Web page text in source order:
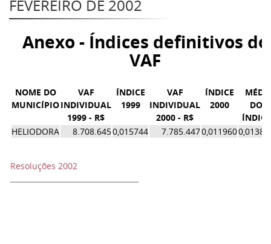
FEVEREIRO DE 2002
Anexo - Índices definitivos do
VAF
NOME DO
MUNICÍPIO
VAF
INDIVIDUAL
1999 - R$
ÍNDICE
1999
VAF
INDIVIDUAL
2000 - R$
ÍNDICE
2000
DOS
HELIODORA
8.708.6450,015744 7.785.4470,011960
Resoluções 2002